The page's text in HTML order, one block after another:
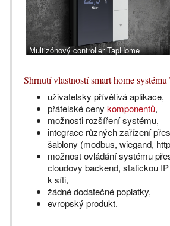
Multizónový controller TapHome
Shrnutí vlastností smart home
uživatelsky přívětivá aplikace,
přátelské ceny komponentů,
možnosti rozšíření systému,
integrace různých zařízení
šablony (modbus, wiegand,
možnost ovládání systému
cloudovy backend, statickou
k síti,
žádné dodatečné poplatky,
evropský produkt.